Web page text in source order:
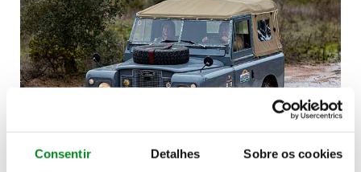
Consentir Detalhes Sobre os cookies